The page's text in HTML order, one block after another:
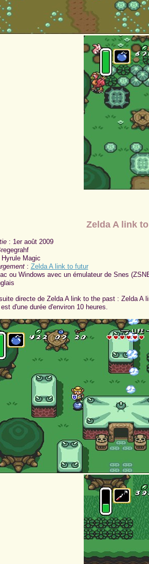
Zelda A link
: 1er août 2009
Magic
: Zelda A link to futur
ou Windows avec un émulateur de Snes
directe de Zelda A link to the past : Zelda A
d'une durée d'environ 10 heures.